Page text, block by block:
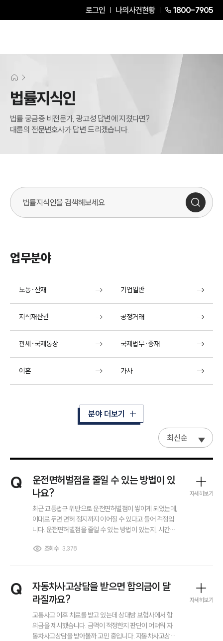
로그인 나의사건현황 1800-7905
법률지식인
법률 궁금증 비전문가, 광고성 답변에 지쳤다면?
대륜의 전문변호사가 답변 드리겠습니다.
법률지식인 검색창
업무분야
노동·산재 기업일반
지식재산권 공정거래
관세·국제통상 국제법무·중재
이혼 가사
분야 더보기
최신순
Q
운전면허벌점을 줄일 수 있는 방법이 있
나요?
최근 교통법규 위반으로 운전면허벌점이 쌓이게 되었는데,
이대로 두면 면허 정지까지 이어질 수 있다고 들어 걱정입
니다. 운전면허벌점을 줄일 수 있는 방법이 있는지, 시간이
해 감경이 가능한지 궁금합니다.
조회수 3,378
자세히보기
Q
자동차사고상담을 받으면 합의금이 달
라질까요?
교통사고 이후 치료를 받고 있는데 상대방 보험사에서 합
의금을 제시했습니다. 금액이 적정한지 판단이 어려워 자
동차사고상담을 받아볼까 고민 중입니다. 자동차사고상담
자세히보기